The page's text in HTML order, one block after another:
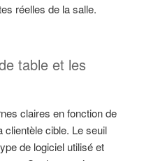
réelles de la salle.
table et les
claires en fonction de
clientèle cible. Le seuil
de logiciel utilisé et